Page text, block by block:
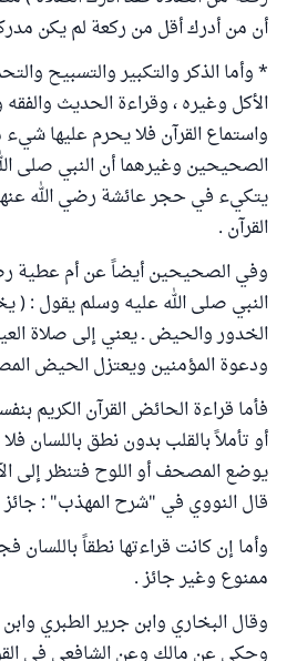
أن من أدرك أقل من ركعة لم يكن
* وأما الذكر والتكبير والتسبيح
الأكل وغيره ، وقراءة الحديث والفقه
واستماع القرآن فلا يحرم عليها
الصحيحين وغيرهما أن النبي صلى
يتكيء في حجر عائشة رضي الله
القرآن .
وفي الصحيحين أيضاً عن أم عطية
النبي صلى الله عليه وسلم يقول : (
الخدور والحيض ـ يعني إلى صلاة
ودعوة المؤمنين ويعتزل الحيض
فأما قراءة الحائض القرآن الكريم
أو تأملاً بالقلب بدون نطق باللسان
يوضع المصحف أو اللوح فتنظر إلى
قال النووي في "شرح المهذب" : جائز
وأما إن كانت قراءتها نطقاً باللسان
ممنوع وغير جائز .
وقال البخاري وابن جرير الطبري
وحكي عن مالك وعن الشافعي في